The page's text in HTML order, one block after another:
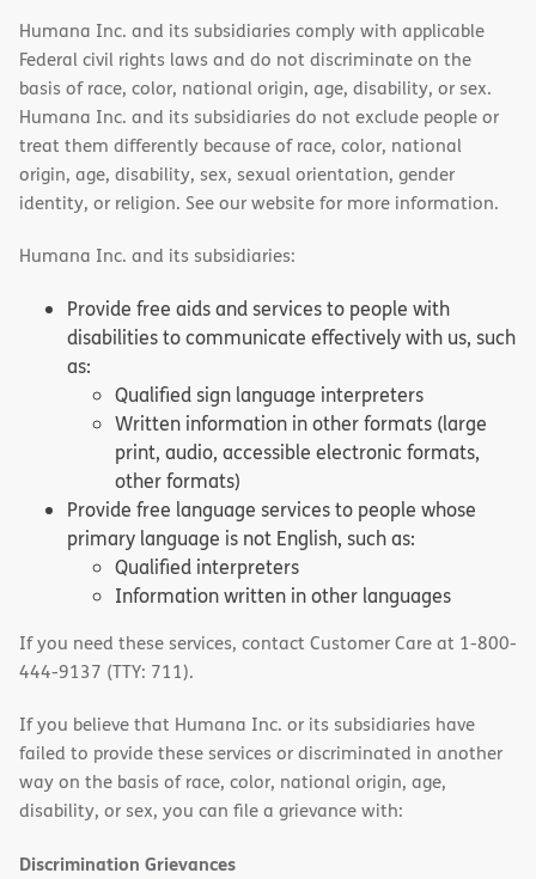
Humana Inc. and its subsidiaries comply with applicable
Federal civil rights laws and do not discriminate on the
basis of race, color, national origin, age, disability, or sex.
Humana Inc. and its subsidiaries do not exclude people or
treat them differently because of race, color, national
origin, age, disability, sex, sexual orientation, gender
identity, or religion. See our website for more information.
Humana Inc. and its subsidiaries:
Provide free aids and services to people with
disabilities to communicate effectively with us, such
as:
Qualified sign language interpreters
Written information in other formats (large
print, audio, accessible electronic formats,
other formats)
Provide free language services to people whose
primary language is not English, such as:
Qualified interpreters
Information written in other languages
If you need these services, contact Customer Care at 1-800-
444-9137 (TTY: 711).
If you believe that Humana Inc. or its subsidiaries have
failed to provide these services or discriminated in another
way on the basis of race, color, national origin, age,
disability, or sex, you can file a grievance with:
Discrimination Grievances